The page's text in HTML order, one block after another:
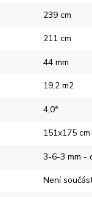
239 cm
211 cm
44 mm
19,2 m2
4,0°
151x175 cm
3-6-3 mm -
Není